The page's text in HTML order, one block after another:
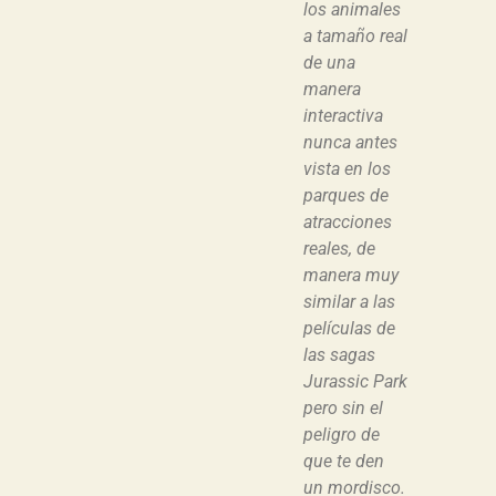
los animales
a tamaño real
de una
manera
interactiva
nunca antes
vista en los
parques de
atracciones
reales, de
manera muy
similar a las
películas de
las sagas
Jurassic Park
pero sin el
peligro de
que te den
un mordisco.